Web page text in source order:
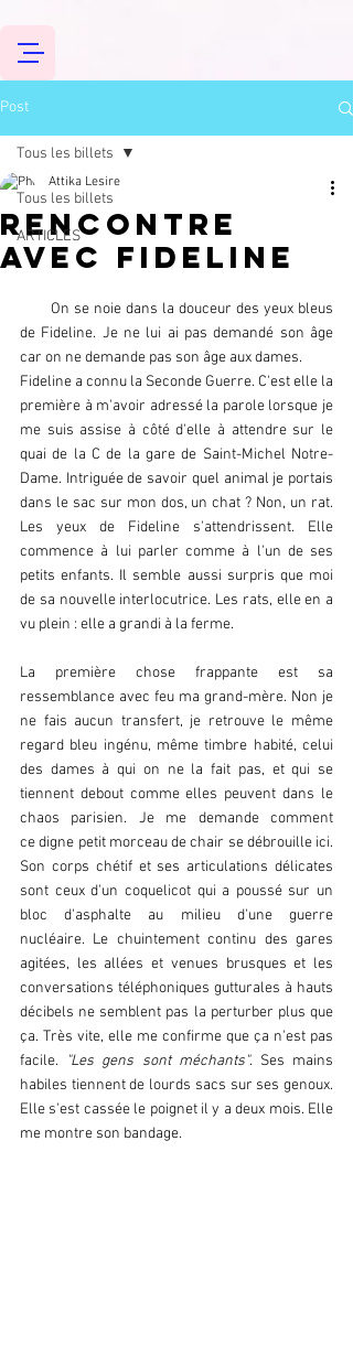
Post
Tous les billets
ARTICLES
Tous les billets
Rencontre
avec Fideline
Attika Lesire
de Fideline. Je ne lui ai pas demandé son âge
car on ne demande pas son âge aux dames.
Fideline a connu la Seconde Guerre. C'est elle la
première à m'avoir adressé la parole lorsque je
me suis assise à côté d'elle à attendre sur le
quai de la C de la gare de Saint-Michel Notre-
Dame. Intriguée de savoir quel animal je portais
dans le sac sur mon dos, un chat ? Non, un rat.
Les yeux de Fideline s'attendrissent. Elle
commence à lui parler comme à l'un de ses
petits enfants. Il semble aussi surpris que moi
de sa nouvelle interlocutrice. Les rats, elle en a
vu plein : elle a grandi à la ferme.
La première chose frappante est sa
ressemblance avec feu ma grand-mère. Non je
ne fais aucun transfert, je retrouve le même
regard bleu ingénu, même timbre habité, celui
des dames à qui on ne la fait pas, et qui se
tiennent debout comme elles peuvent dans le
chaos parisien. Je me demande comment
ce digne petit morceau de chair se débrouille ici.
Son corps chétif et ses articulations délicates
sont ceux d'un coquelicot qui a poussé sur un
bloc d'asphalte au milieu d'une guerre
nucléaire. Le chuintement continu des gares
agitées, les allées et venues brusques et les
conversations téléphoniques gutturales à hauts
décibels ne semblent pas la perturber plus que
ça. Très vite, elle me confirme que ça n'est pas
facile. "Les gens sont méchants". Ses mains
habiles tiennent de lourds sacs sur ses genoux.
Elle s'est cassée le poignet il y a deux mois. Elle
me montre son bandage.